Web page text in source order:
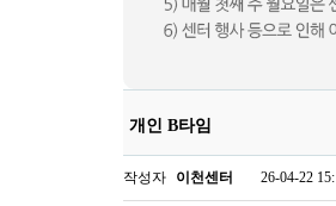
개인 B타임
작성자 이천센터 26-04-22